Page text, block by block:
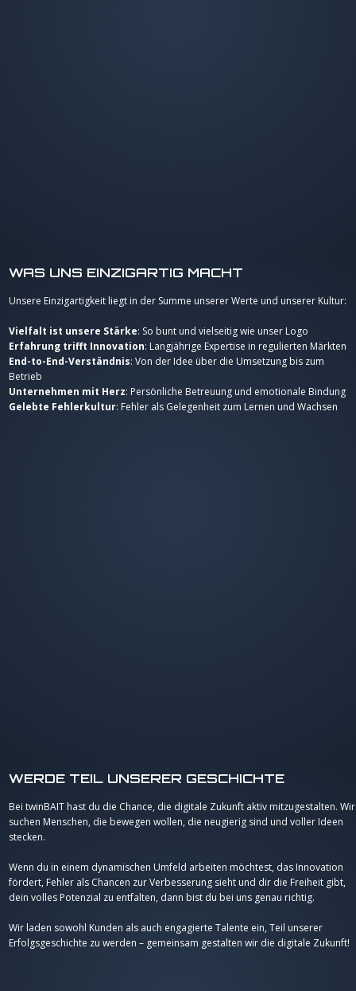
WAS UNS EINZIGARTIG MACHT
Unsere Einzigartigkeit liegt in der Summe unserer Werte und unserer Kultur:
Vielfalt ist unsere Stärke: So bunt und vielseitig wie unser Logo
Erfahrung trifft Innovation: Langjährige Expertise in regulierten Märkten
End-to-End-Verständnis: Von der Idee über die Umsetzung bis zum
Betrieb
Unternehmen mit Herz: Persönliche Betreuung und emotionale Bindung
Gelebte Fehlerkultur: Fehler als Gelegenheit zum Lernen und Wachsen
WERDE TEIL UNSERER GESCHICHTE
Bei twinBAIT hast du die Chance, die digitale Zukunft aktiv mitzugestalten. Wir
suchen Menschen, die bewegen wollen, die neugierig sind und voller Ideen
stecken.
Wenn du in einem dynamischen Umfeld arbeiten möchtest, das Innovation
fördert, Fehler als Chancen zur Verbesserung sieht und dir die Freiheit gibt,
dein volles Potenzial zu entfalten, dann bist du bei uns genau richtig.
Wir laden sowohl Kunden als auch engagierte Talente ein, Teil unserer
Erfolgsgeschichte zu werden – gemeinsam gestalten wir die digitale Zukunft!